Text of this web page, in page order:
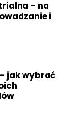
– na
i
jak wybrać